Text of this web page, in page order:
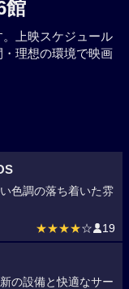
館
上映スケジュール
理想の環境で映画
色調の落ち着いた雰
★★★★☆ 19
の設備と快適なサー